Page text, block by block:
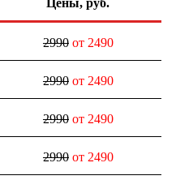
Цены, руб.
2990от 2490
2990от 2490
2990от 2490
2990от 2490